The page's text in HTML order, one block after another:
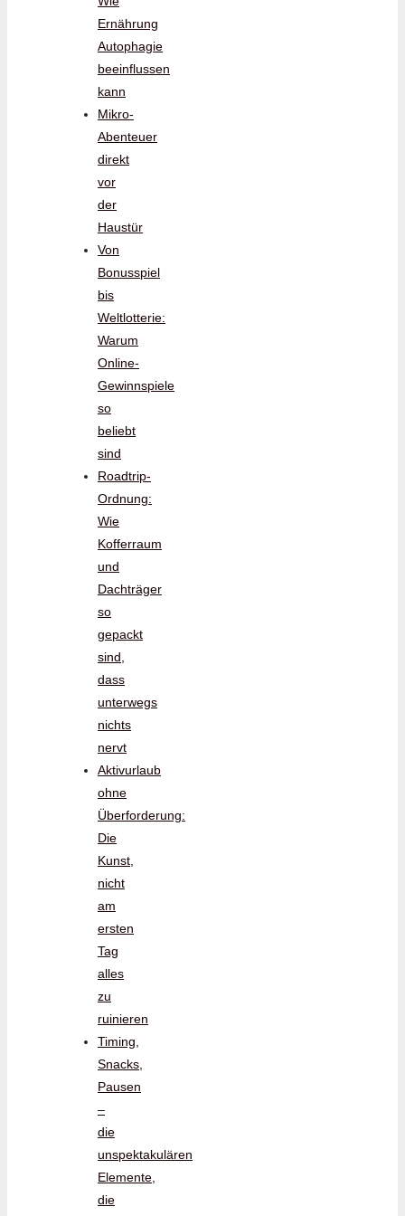
Ernährung
Autophagie
beeinflussen
kann
Mikro-
Abenteuer
direkt
vor
der
Haustür
Von
Bonusspiel
bis
Weltlotterie:
Warum
Online-
Gewinnspiele
so
beliebt
sind
Roadtrip-
Ordnung:
Wie
Kofferraum
und
Dachträger
so
gepackt
sind,
dass
unterwegs
nichts
nervt
Aktivurlaub
ohne
Überforderung:
Die
Kunst,
nicht
am
ersten
Tag
alles
zu
ruinieren
Timing,
Snacks,
Pausen
–
die
unspektakulären
Elemente,
die